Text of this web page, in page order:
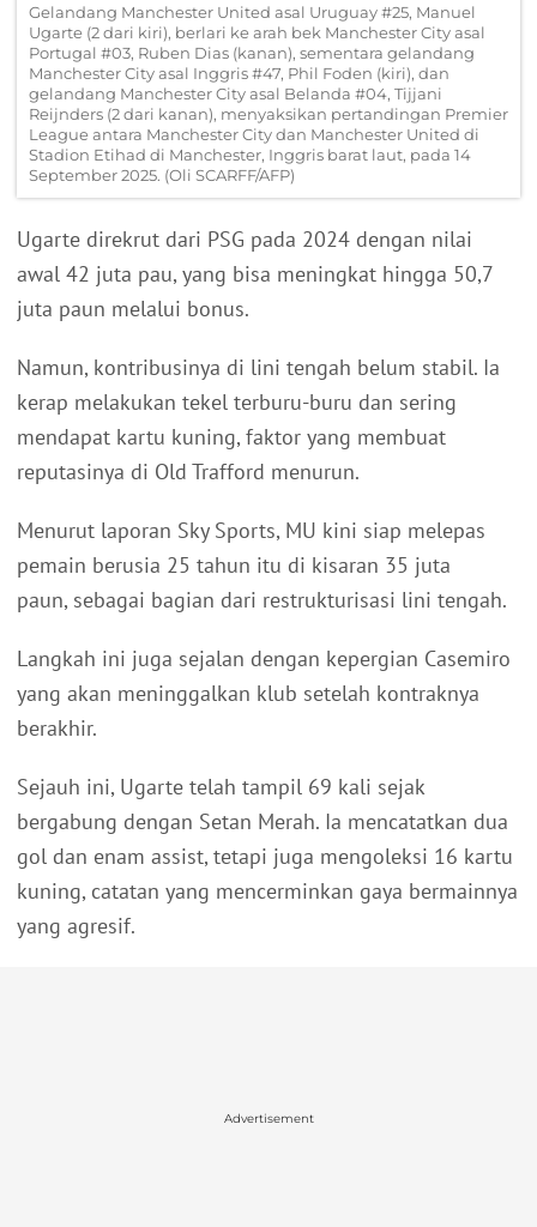
Gelandang Manchester United asal Uruguay #25, Manuel
Ugarte (2 dari kiri), berlari ke arah bek Manchester City asal
Portugal #03, Ruben Dias (kanan), sementara gelandang
Manchester City asal Inggris #47, Phil Foden (kiri), dan
gelandang Manchester City asal Belanda #04, Tijjani
Reijnders (2 dari kanan), menyaksikan pertandingan Premier
League antara Manchester City dan Manchester United di
Stadion Etihad di Manchester, Inggris barat laut, pada 14
September 2025. (Oli SCARFF/AFP)
Ugarte direkrut dari PSG pada 2024 dengan nilai
awal 42 juta pau, yang bisa meningkat hingga 50,7
juta paun melalui bonus.
Namun, kontribusinya di lini tengah belum stabil. Ia
kerap melakukan tekel terburu-buru dan sering
mendapat kartu kuning, faktor yang membuat
reputasinya di Old Trafford menurun.
Menurut laporan Sky Sports, MU kini siap melepas
pemain berusia 25 tahun itu di kisaran 35 juta
paun, sebagai bagian dari restrukturisasi lini tengah.
Langkah ini juga sejalan dengan kepergian Casemiro
yang akan meninggalkan klub setelah kontraknya
berakhir.
Sejauh ini, Ugarte telah tampil 69 kali sejak
bergabung dengan Setan Merah. Ia mencatatkan dua
gol dan enam assist, tetapi juga mengoleksi 16 kartu
kuning, catatan yang mencerminkan gaya bermainnya
yang agresif.
Advertisement